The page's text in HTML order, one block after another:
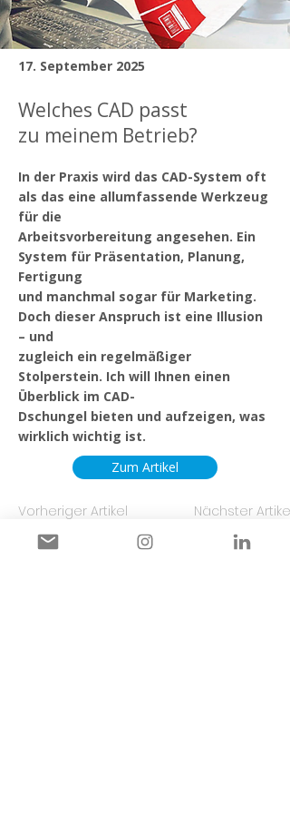
17. September 2025
Welches CAD passt
zu meinem Betrieb?
In der Praxis wird das CAD-System oft
als das eine allumfassende Werkzeug
für die
Arbeitsvorbereitung angesehen. Ein
System für Präsentation, Planung,
Fertigung
und manchmal sogar für Marketing.
Doch dieser Anspruch ist eine Illusion
– und
zugleich ein regelmäßiger
Stolperstein. Ich will Ihnen einen
Überblick im CAD-
Dschungel bieten und aufzeigen, was
wirklich wichtig ist.
Zum Artikel
Vorheriger Artikel Nächster Artikel